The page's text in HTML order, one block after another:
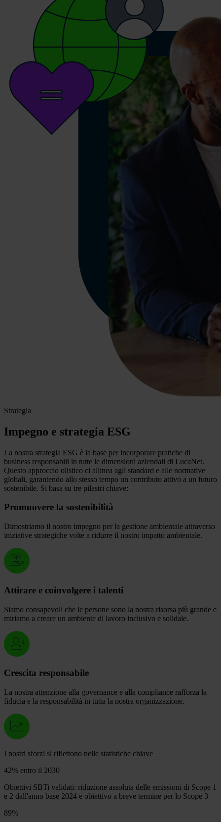
Strategia
Impegno e strategia ESG
La nostra strategia ESG è la base per incorporare pratiche di
business responsabili in tutte le dimensioni aziendali di LucaNet.
Questo approccio olistico ci allinea agli standard e alle normative
globali, garantendo allo stesso tempo un contributo attivo a un futuro
sostenibile. Si basa su tre pilastri chiave:
Promuovere la sostenibilità
Dimostriamo il nostro impegno per la gestione ambientale attraverso
iniziative strategiche volte a ridurre il nostro impatto ambientale.
Attirare e coinvolgere i talenti
Siamo consapevoli che le persone sono la nostra risorsa più grande e
miriamo a creare un ambiente di lavoro inclusivo e solidale.
Crescita responsabile
La nostra attenzione alla governance e alla compliance rafforza la
fiducia e la responsabilità in tutta la nostra organizzazione.
I nostri sforzi si riflettono nelle statistiche chiave
42% entro il 2030
Obiettivi SBTi validati: riduzione assoluta delle emissioni di Scope 1
e 2 dall'anno base 2024 e obiettivo a breve termine per lo Scope 3
89%